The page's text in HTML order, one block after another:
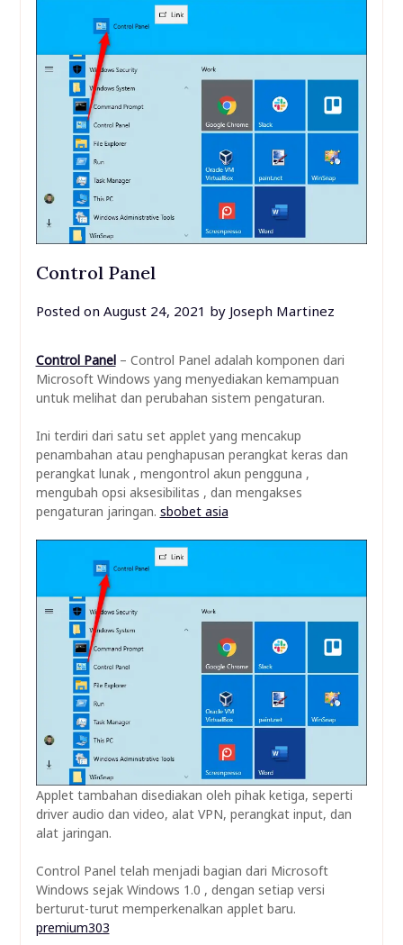
Control Panel
Posted on August 24, 2021 by Joseph Martinez
Control Panel– Control Panel adalah komponen dari
Microsoft Windows yang menyediakan kemampuan
untuk melihat dan perubahan sistem pengaturan.
Ini terdiri dari satu set applet yang mencakup
penambahan atau penghapusan perangkat keras dan
perangkat lunak , mengontrol akun pengguna ,
mengubah opsi aksesibilitas , dan mengakses
pengaturan jaringan. sbobet asia
Applet tambahan disediakan oleh pihak ketiga, seperti
driver audio dan video, alat VPN, perangkat input, dan
alat jaringan.
Control Panel telah menjadi bagian dari Microsoft
Windows sejak Windows 1.0 , dengan setiap versi
berturut-turut memperkenalkan applet baru.
premium303